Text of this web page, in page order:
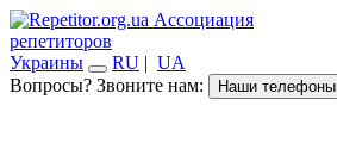
Ассоциация
репетиторов
Украины
RU | UA
Вопросы? Звоните нам:
Наши телефоны